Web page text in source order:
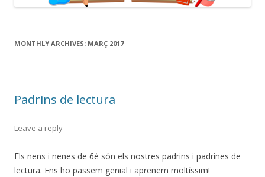
MONTHLY ARCHIVES: MARÇ 2017
Padrins de lectura
Leave a reply
Els nens i nenes de 6è són els nostres padrins i padrines de
lectura. Ens ho passem genial i aprenem moltíssim!